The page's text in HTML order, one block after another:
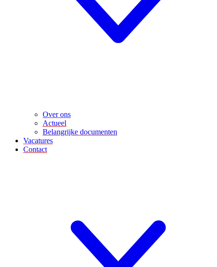
Over ons
Actueel
Belangrijke documenten
Vacatures
Contact